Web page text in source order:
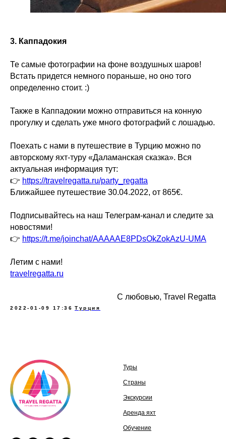
3. Каппадокия
Те самые фотографии на фоне воздушных шаров!
Встать придется немного пораньше, но оно того
определенно стоит. :)
Также в Каппадокии можно отправиться на конную
прогулку и сделать уже много фотографий с лошадью.
Поехать с нами в путешествие в Турцию можно по
авторскому яхт-туру «Даламанская сказка». Вся
актуальная информация тут:
👉 https://travelregatta.ru/party_regatta
Ближайшее путешествие 30.04.2022, от 865€.
Подписывайтесь на наш Телеграм-канал и следите за
новостями!
👉 https://t.me/joinchat/AAAAAE8PDsOkZokAzU-UMA
Летим с нами!
travelregatta.ru
С любовью, Travel Regatta
2022-01-09 17:36 Турция
Туры
Страны
Экскурсии
Аренда яхт
Обучение